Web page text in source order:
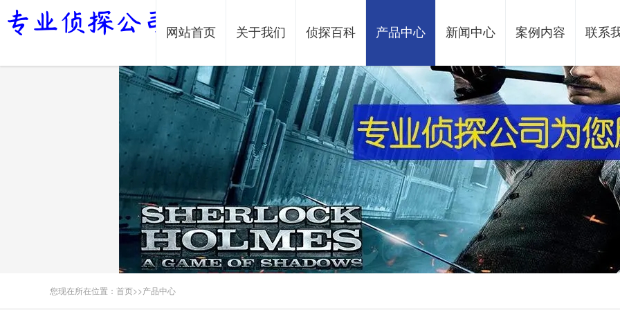
网站首页 关于我们 侦探百科 产品中心 新闻中心 案例内容 联系
您现在所在位置： 首页>>产品中心